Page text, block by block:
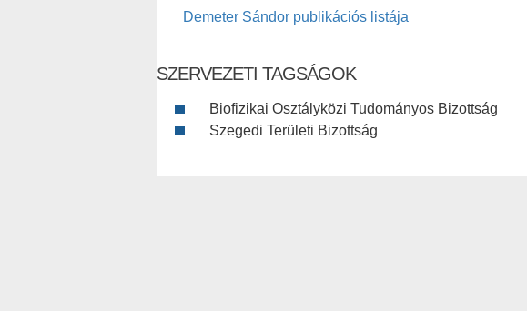
Demeter Sándor publikációs listája
SZERVEZETI TAGSÁGOK
Biofizikai Osztályközi Tudományos Bizottság
Szegedi Területi Bizottság